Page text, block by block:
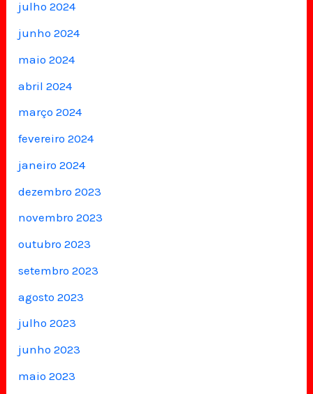
julho 2024
junho 2024
maio 2024
abril 2024
março 2024
fevereiro 2024
janeiro 2024
dezembro 2023
novembro 2023
outubro 2023
setembro 2023
agosto 2023
julho 2023
junho 2023
maio 2023